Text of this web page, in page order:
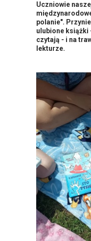
Uczniowie
polanie".
ulubione książki
czytają - i na
lekturze.